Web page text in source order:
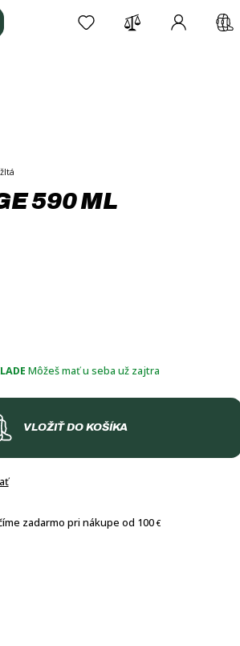
590 ML
Môžeš mať u seba už zajtra
VLOŽIŤ DO KOŠÍKA
zadarmo pri nákupe od 100€